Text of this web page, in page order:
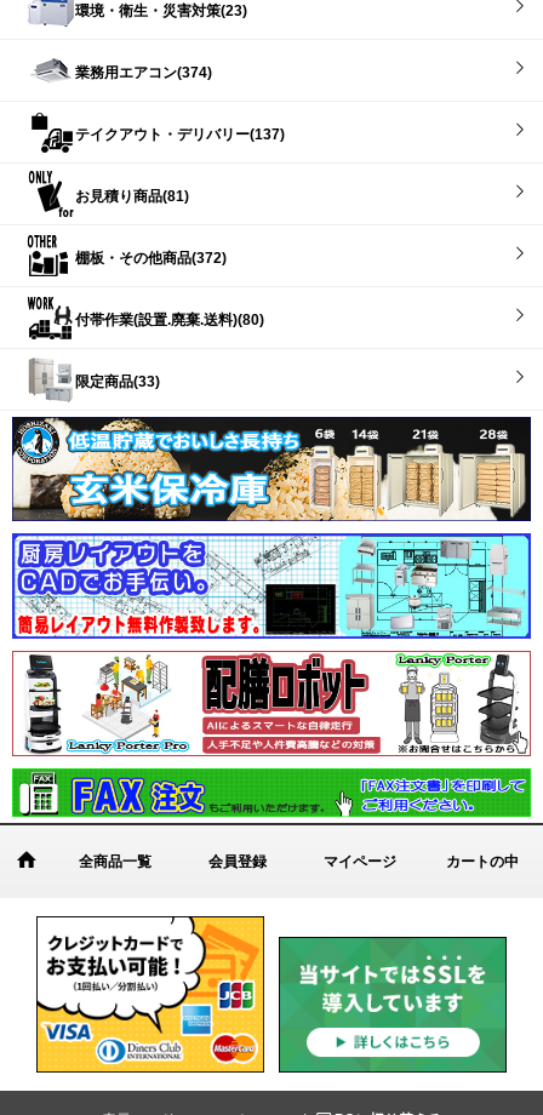
環境・衛生・災害対策(23)
業務用エアコン(374)
テイクアウト・デリバリー(137)
お見積り商品(81)
棚板・その他商品(372)
付帯作業(設置.廃棄.送料)(80)
限定商品(33)
全商品一覧 会員登録 マイページ カートの中